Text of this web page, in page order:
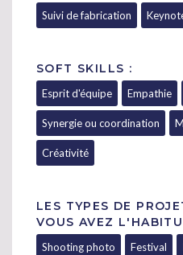
Suivi de fabrication
SOFT SKILLS :
Esprit d'équipe Empathie
Synergie ou coordination
Créativité
LES TYPES DE
VOUS AVEZ
Shooting photo Festival